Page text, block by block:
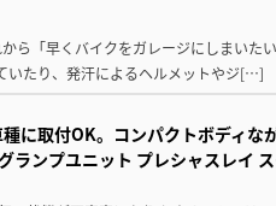
ら「早くバイクをガレージにしまいた
いたり、発汗によるヘルメットやジ[…]
に取付OK。コンパクトボディな
ランプユニット プレシャスレイ